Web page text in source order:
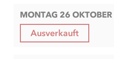
MONTAG 26
Ausverkauft